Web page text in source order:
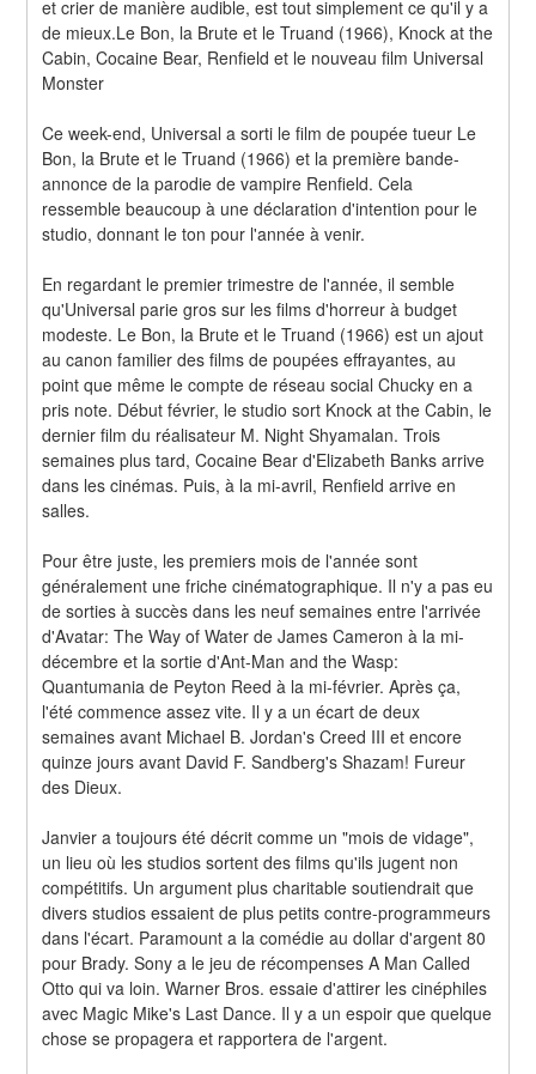
et crier de manière audible, est tout simplement ce qu'il y a
de mieux.Le Bon, la Brute et le Truand (1966), Knock at the
Cabin, Cocaine Bear, Renfield et le nouveau film Universal
Monster
Ce week-end, Universal a sorti le film de poupée tueur Le
Bon, la Brute et le Truand (1966) et la première bande-
annonce de la parodie de vampire Renfield. Cela
ressemble beaucoup à une déclaration d'intention pour le
studio, donnant le ton pour l'année à venir.
En regardant le premier trimestre de l'année, il semble
qu'Universal parie gros sur les films d'horreur à budget
modeste. Le Bon, la Brute et le Truand (1966) est un ajout
au canon familier des films de poupées effrayantes, au
point que même le compte de réseau social Chucky en a
pris note. Début février, le studio sort Knock at the Cabin, le
dernier film du réalisateur M. Night Shyamalan. Trois
semaines plus tard, Cocaine Bear d'Elizabeth Banks arrive
dans les cinémas. Puis, à la mi-avril, Renfield arrive en
salles.
Pour être juste, les premiers mois de l'année sont
généralement une friche cinématographique. Il n'y a pas eu
de sorties à succès dans les neuf semaines entre l'arrivée
d'Avatar: The Way of Water de James Cameron à la mi-
décembre et la sortie d'Ant-Man and the Wasp:
Quantumania de Peyton Reed à la mi-février. Après ça,
l'été commence assez vite. Il y a un écart de deux
semaines avant Michael B. Jordan's Creed III et encore
quinze jours avant David F. Sandberg's Shazam! Fureur
des Dieux.
Janvier a toujours été décrit comme un "mois de vidage",
un lieu où les studios sortent des films qu'ils jugent non
compétitifs. Un argument plus charitable soutiendrait que
divers studios essaient de plus petits contre-programmeurs
dans l'écart. Paramount a la comédie au dollar d'argent 80
pour Brady. Sony a le jeu de récompenses A Man Called
Otto qui va loin. Warner Bros. essaie d'attirer les cinéphiles
avec Magic Mike's Last Dance. Il y a un espoir que quelque
chose se propagera et rapportera de l'argent.